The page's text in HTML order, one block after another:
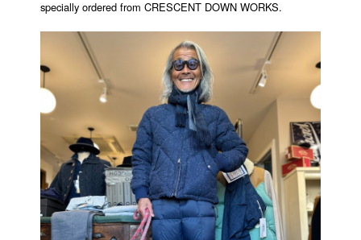
specially ordered from CRESCENT DOWN WORKS.